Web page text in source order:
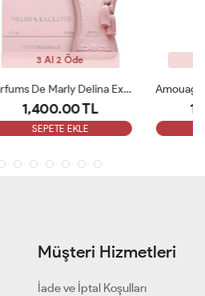
Parfums De Marly Delina Exclusive EDP Kadın 75ml Parfüm ARC
3 Al 2 Öde
Amouage Guidance Edp 100 Ml Bayan Parfüm ARC
1,850.00 TL
SEPETE EKLE
Müşteri Hizmetleri
İade ve İptal Koşulları